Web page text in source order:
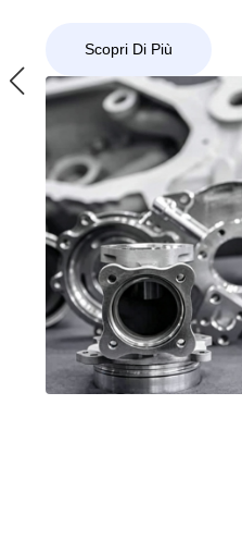
Scopri Di Più